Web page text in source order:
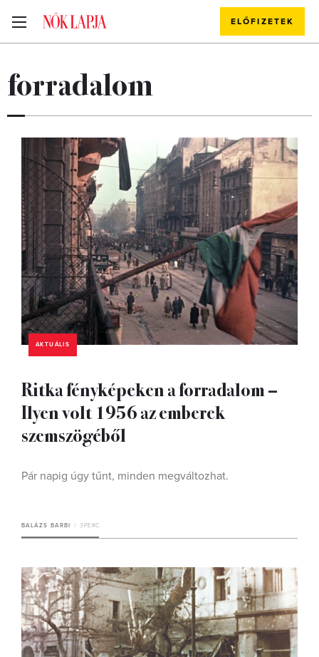
ELŐFIZETEK
forradalom
AKTUÁLIS
Ritka fényképeken a forradalom –
Ilyen volt 1956 az emberek
szemszögéből
Pár napig úgy tűnt, minden megváltozhat.
BALÁZS BARBI 3 PERC